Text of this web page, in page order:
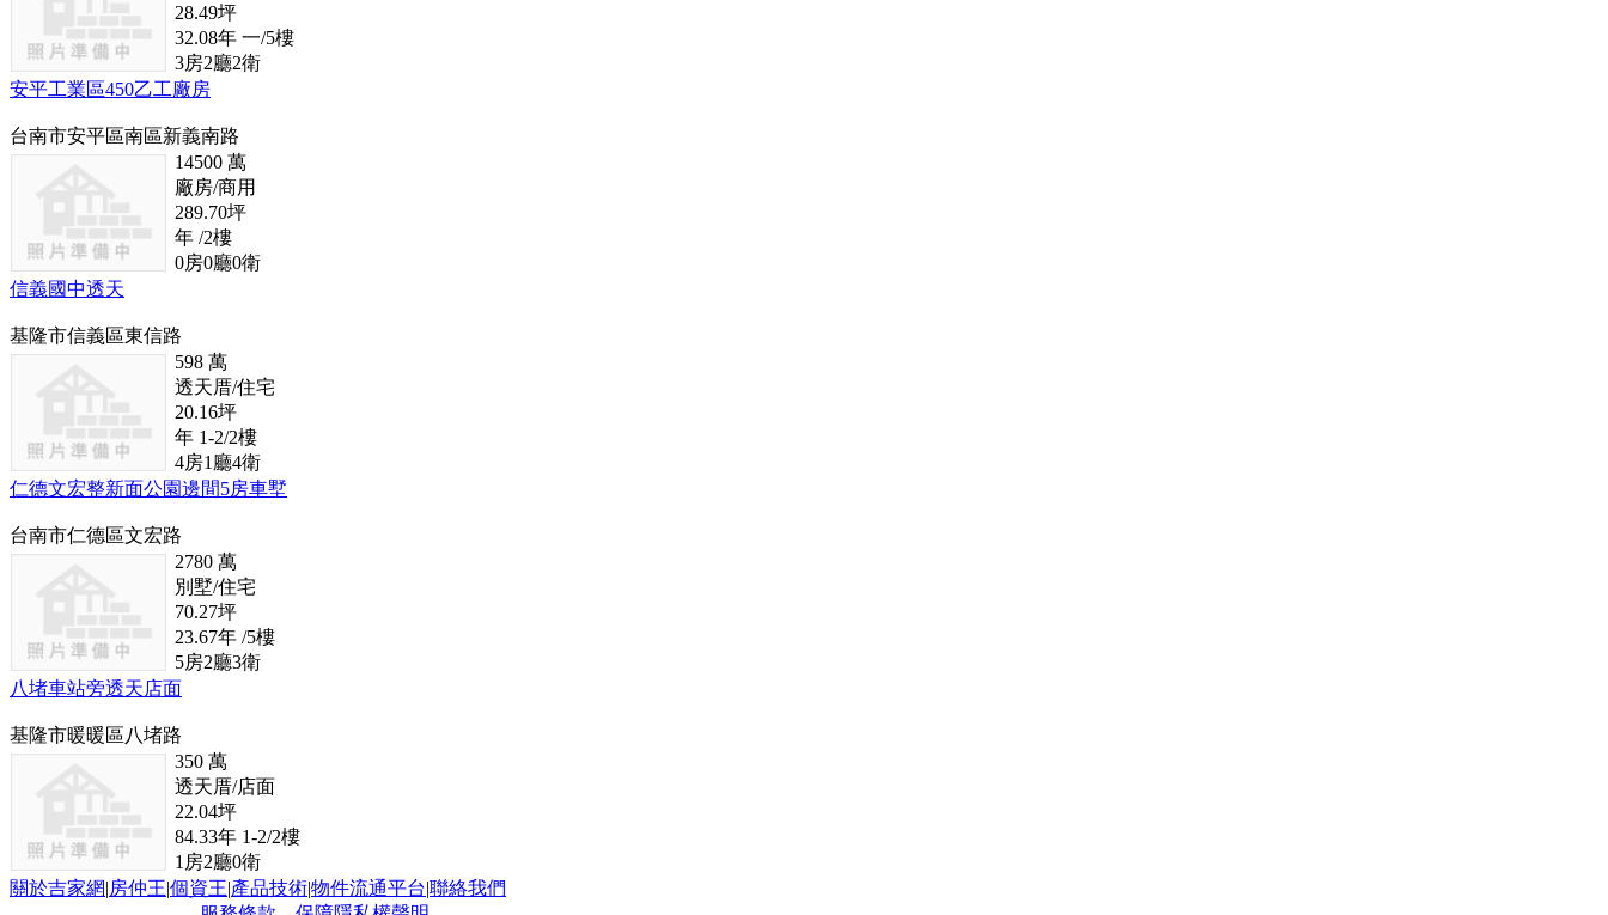
28.49坪
32.08年 一/5樓
3房2廳2衛
安平工業區450乙工廠房
台南市安平區南區新義南路
14500 萬
廠房/商用
289.70坪
年 /2樓
0房0廳0衛
信義國中透天
基隆市信義區東信路
598 萬
透天厝/住宅
20.16坪
年 1-2/2樓
4房1 廳4衛
仁德文宏整新面公園邊間5房車墅
台南市仁德區文宏路
2780 萬
別墅/住宅
70.27坪
23.67年 /5樓
5房2廳3衛
八堵車站旁透天店面
基隆市暖暖區八堵路
350 萬
透天厝/店面
22.04坪
84.33年 1-2/2樓
1 房2廳0衛
關於吉家網|房仲王|個資王|產品技術|物件流通平台|聯絡我們